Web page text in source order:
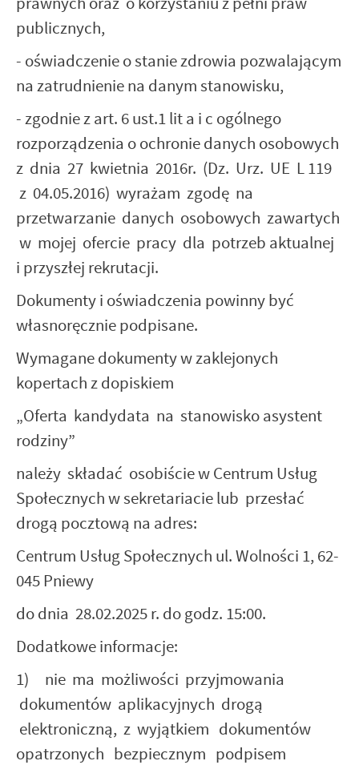
publicznych,
- oświadczenie o stanie zdrowia pozwalającym
na zatrudnienie na danym stanowisku,
- zgodnie z art. 6 ust.1 lit a i c ogólnego
rozporządzenia o ochronie danych osobowych
z dnia 27 kwietnia 2016r. (Dz. Urz. UE L 119
z 04.05.2016) wyrażam zgodę na
przetwarzanie danych osobowych zawartych
w mojej ofercie pracy dla potrzeb aktualnej
i przyszłej rekrutacji.
Dokumenty i oświadczenia powinny być
własnoręcznie podpisane.
Wymagane dokumenty w zaklejonych
kopertach z dopiskiem
„Oferta kandydata na stanowisko asystent
rodziny”
należy składać osobiście w Centrum Usług
Społecznych w sekretariacie lub przesłać
drogą pocztową na adres:
Centrum Usług Społecznych ul. Wolności 1, 62-
045 Pniewy
do dnia 28.02.2025 r. do godz. 15:00.
Dodatkowe informacje:
1) nie ma możliwości przyjmowania
dokumentów aplikacyjnych drogą
elektroniczną, z wyjątkiem dokumentów
opatrzonych bezpiecznym podpisem